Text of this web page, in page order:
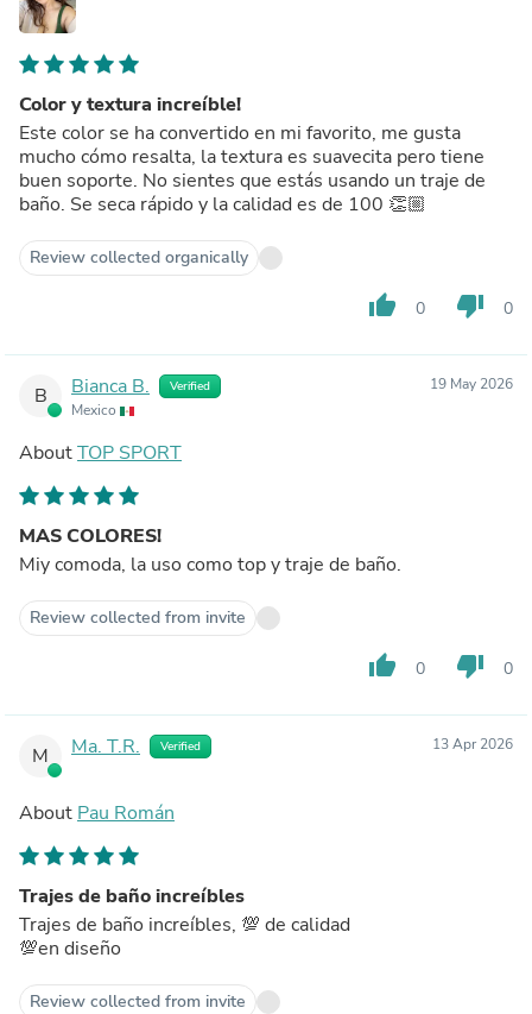
Color y textura increíble!
Este color se ha convertido en mi favorito, me gusta
mucho cómo resalta, la textura es suavecita pero tiene
buen soporte. No sientes que estás usando un traje de
baño. Se seca rápido y la calidad es de 100 👏🏼
Review collected organically
thumb_up 0 thumb_down 0
B Bianca B. Verified
Mexico
19 May 2026
AboutTOP SPORT
MAS COLORES!
Miy comoda, la uso como top y traje de baño.
Review collected from invite
thumb_up 0 thumb_down 0
M Ma. T.R. Verified 13 Apr 2026
About Pau Román
Trajes de baño increíbles
Trajes de baño increíbles, 💯 de calidad
💯en diseño
Review collected from invite